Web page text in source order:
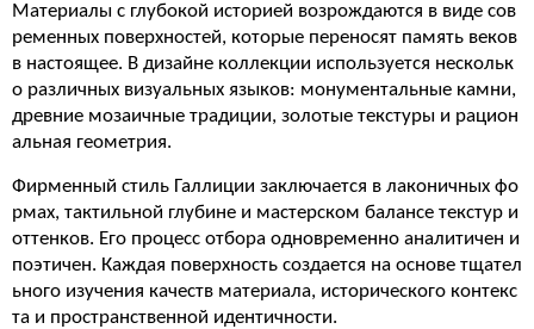
Материалы с глубокой историей возрождаются в виде сов
ременных поверхностей, которые переносят память веков
в настоящее. В дизайне коллекции используется нескольк
о различных визуальных языков: монументальные камни,
древние мозаичные традиции, золотые текстуры и рацион
альная геометрия.
Фирменный стиль Галлиции заключается в лаконичных фо
рмах, тактильной глубине и мастерском балансе текстур и
оттенков. Его процесс отбора одновременно аналитичен и
поэтичен. Каждая поверхность создается на основе тщател
ьного изучения качеств материала, исторического контекс
та и пространственной идентичности.